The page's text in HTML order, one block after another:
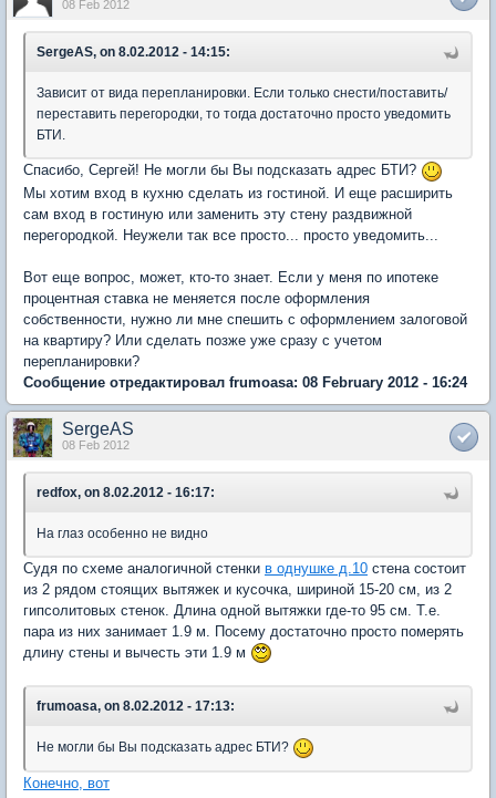
08 Feb 2012
SergeAS, on 8.02.2012 - 14:15:
Зависит от вида перепланировки. Если только снести/поставить/
переставить перегородки, то тогда достаточно просто уведомить
БТИ.
Спасибо, Сергей! Не могли бы Вы подсказать адрес БТИ?
Мы хотим вход в кухню сделать из гостиной. И еще расширить
сам вход в гостиную или заменить эту стену раздвижной
перегородкой. Неужели так все просто... просто уведомить...
Вот еще вопрос, может, кто-то знает. Если у меня по ипотеке
процентная ставка не меняется после оформления
собственности, нужно ли мне спешить с оформлением залоговой
на квартиру? Или сделать позже уже сразу с учетом
перепланировки?
Сообщение отредактировал frumoasa: 08 February 2012 - 16:24
SergeAS
08 Feb 2012
redfox, on 8.02.2012 - 16:17:
На глаз особенно не видно
Судя по схеме аналогичной стенки в однушке д.10 стена состоит
из 2 рядом стоящих вытяжек и кусочка, шириной 15-20 см, из 2
гипсолитовых стенок. Длина одной вытяжки где-то 95 см. Т.е.
пара из них занимает 1.9 м. Посему достаточно просто померять
длину стены и вычесть эти 1.9 м
frumoasa, on 8.02.2012 - 17:13:
Не могли бы Вы подсказать адрес БТИ?
Конечно, вот